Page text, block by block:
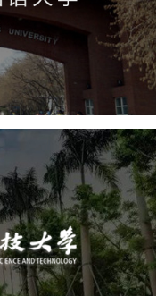
设
教育网站建设
网站建设
学
高校网站建设